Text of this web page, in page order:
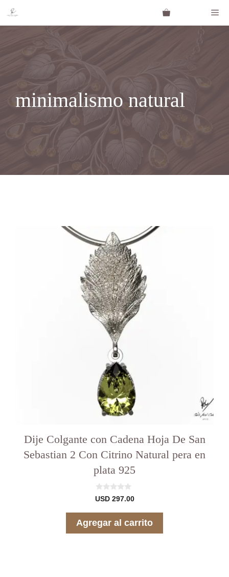
contenido
minimalismo natural
Dije Colgante con Cadena Hoja De San
Sebastian 2 Con Citrino Natural pera en
plata 925
0
d
USD297.00
Agregar al carrito